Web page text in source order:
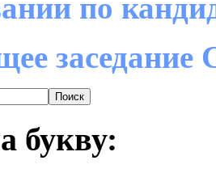
по
заседание
букву: